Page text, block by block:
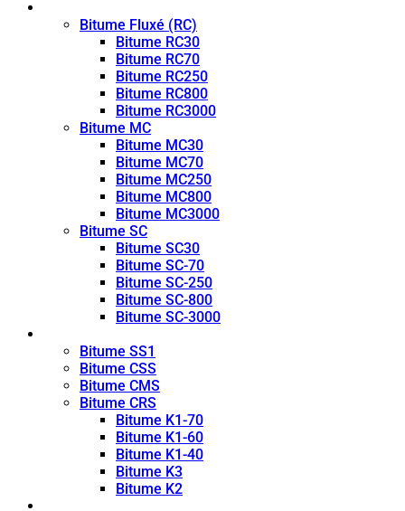
Bitume Fluxé (RC)
Bitume RC30
Bitume RC70
Bitume RC250
Bitume RC800
Bitume RC3000
Bitume MC
Bitume MC30
Bitume MC70
Bitume MC250
Bitume MC800
Bitume MC3000
Bitume SC
Bitume SC30
Bitume SC-70
Bitume SC-250
Bitume SC-800
Bitume SC-3000
Bitume SS1
Bitume CSS
Bitume CMS
Bitume CRS
Bitume K1-70
Bitume K1-60
Bitume K1-40
Bitume K3
Bitume K2